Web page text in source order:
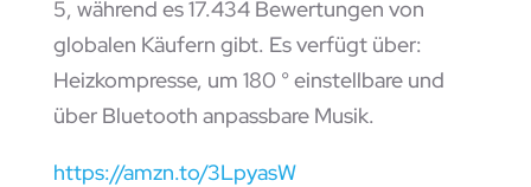
5, während es 17.434 Bewertungen von
globalen Käufern gibt. Es verfügt über:
Heizkompresse, um 180 ° einstellbare und
über Bluetooth anpassbare Musik.
https://amzn.to/3LpyasW